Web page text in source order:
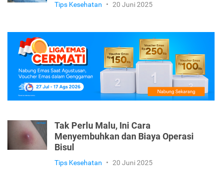
Tips Kesehatan • 20 Juni 2025
Tak Perlu Malu, Ini Cara
Menyembuhkan dan Biaya Operasi
Bisul
Tips Kesehatan • 20 Juni 2025